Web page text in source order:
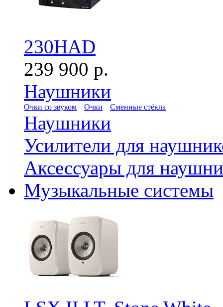
230HAD
239 900 р.
Наушники
Очки со звуком Очки Сменные стёкла
Наушники
Усилители для
Аксессуары для
Музыкальные системы